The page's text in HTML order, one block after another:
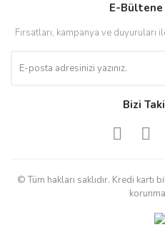
E-Bültene
Fırsatları, kampanya ve
Bizi
© Tüm hakları saklıdır. Kredi